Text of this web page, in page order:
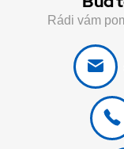
Rádi vám